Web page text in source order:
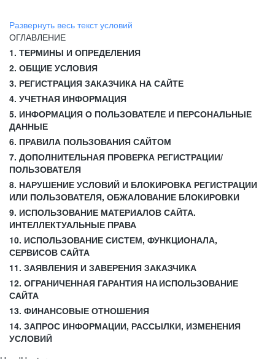
Развернуть весь текст условий
ОГЛАВЛЕНИЕ
1. ТЕРМИНЫ И ОПРЕДЕЛЕНИЯ
2. ОБЩИЕ УСЛОВИЯ
3. РЕГИСТРАЦИЯ ЗАКАЗЧИКА НА САЙТЕ
4. УЧЕТНАЯ ИНФОРМАЦИЯ
5. ИНФОРМАЦИЯ О ПОЛЬЗОВАТЕЛЕ И ПЕРСОНАЛЬНЫЕ
ДАННЫЕ
6. ПРАВИЛА ПОЛЬЗОВАНИЯ САЙТОМ
7. ДОПОЛНИТЕЛЬНАЯ ПРОВЕРКА РЕГИСТРАЦИИ/
ПОЛЬЗОВАТЕЛЯ
8. НАРУШЕНИЕ УСЛОВИЙ И БЛОКИРОВКА РЕГИСТРАЦИИ
ИЛИ ПОЛЬЗОВАТЕЛЯ, ОБЖАЛОВАНИЕ БЛОКИРОВКИ
9. ИСПОЛЬЗОВАНИЕ МАТЕРИАЛОВ САЙТА.
ИНТЕЛЛЕКТУАЛЬНЫЕ ПРАВА
10. ИСПОЛЬЗОВАНИЕ СИСТЕМ, ФУНКЦИОНАЛА,
СЕРВИСОВ САЙТА
11. ЗАЯВЛЕНИЯ И ЗАВЕРЕНИЯ ЗАКАЗЧИКА
12. ОГРАНИЧЕННАЯ ГАРАНТИЯ НА ИСПОЛЬЗОВАНИЕ
САЙТА
13. ФИНАНСОВЫЕ ОТНОШЕНИЯ
14. ЗАПРОС ИНФОРМАЦИИ, РАССЫЛКИ, ИЗМЕНЕНИЯ
УСЛОВИЙ